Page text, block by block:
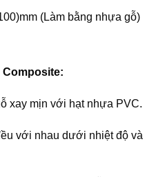
(Làm bằng nhựa gỗ)
xay mịn với hạt nhựa PVC.
với nhau dưới nhiệt độ và